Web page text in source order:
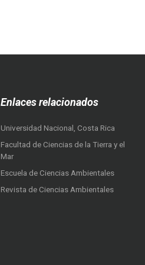
Enlaces relacionados
Universidad Nacional, Costa Rica
Facultad de Ciencias de la Tierra y el
Mar
Escuela de Ciencias Ambientales
Revista de Ciencias Ambientales